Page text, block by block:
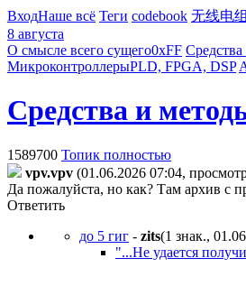
ВходНаше всё Теги codebook 无线电
8 августа
О смысле всего сущего0xFF
МикроконтроллерыPLD, FPGA, DSP
Средства и
1589700 Топик полностью
vpv.vpv (01.06.2026 07:04,
Да пожалуйста, но как? Там архив с
Ответить
до 5 гиг - zits(1 знак.,
"...Не удается